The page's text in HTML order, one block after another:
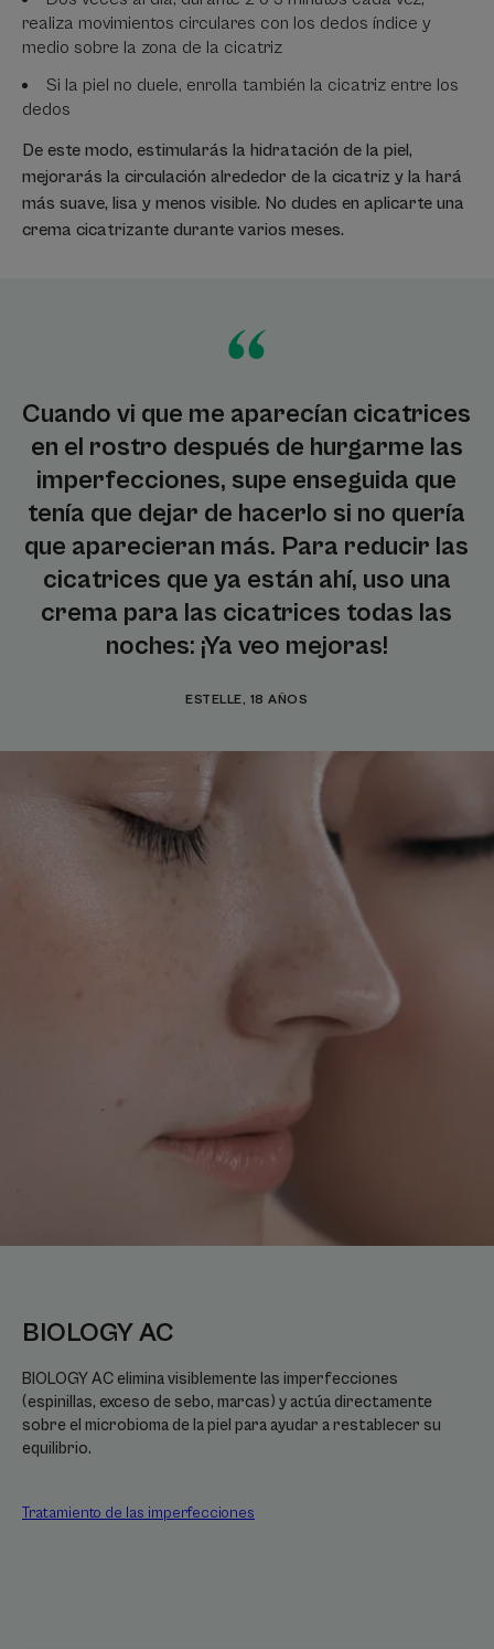
realiza movimientos circulares con los dedos índice y
medio sobre la zona de la cicatriz
Si la piel no duele, enrolla también la cicatriz entre los
dedos
De este modo, estimularás la hidratación de la piel,
mejorarás la circulación alrededor de la cicatriz y la hará
más suave, lisa y menos visible. No dudes en aplicarte una
crema cicatrizante durante varios meses.
Cuando vi que me aparecían cicatrices
en el rostro después de hurgarme las
imperfecciones, supe enseguida que
tenía que dejar de hacerlo si no quería
que aparecieran más. Para reducir las
cicatrices que ya están ahí, uso una
crema para las cicatrices todas las
noches: ¡Ya veo mejoras!
ESTELLE, 18 AÑOS
BIOLOGY AC
BIOLOGY AC elimina visiblemente las imperfecciones
(espinillas, exceso de sebo, marcas) y actúa directamente
sobre el microbioma de la piel para ayudar a restablecer su
equilibrio.
Tratamiento de las imperfecciones